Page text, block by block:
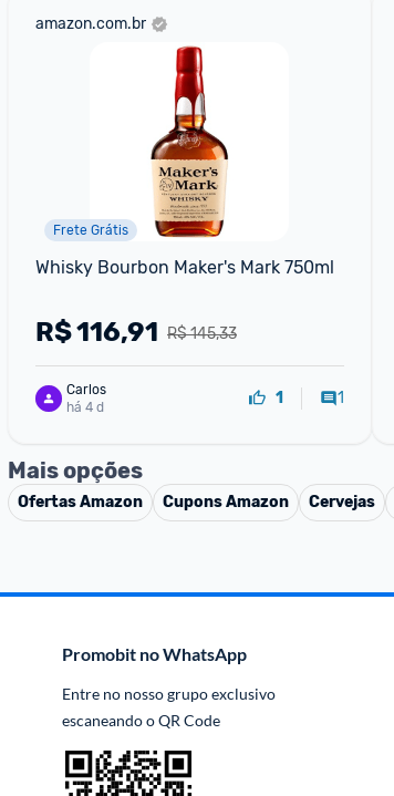
amazon.com.br
Frete Grátis
Whisky Bourbon Maker's Mark 750ml
R$ 145,33
R$116,91
Carlos
há 4 d
1 1
Mais opções
OfertasAmazon CuponsAmazon Cervejas
Promobit no WhatsApp
Entre no nosso grupo exclusivo
escaneando o QR Code